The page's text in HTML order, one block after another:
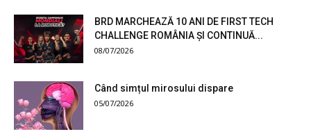
BRD MARCHEAZĂ 10 ANI DE FIRST TECH
CHALLENGE ROMÂNIA ȘI CONTINUĂ...
08/07/2026
Când simțul mirosului dispare
05/07/2026